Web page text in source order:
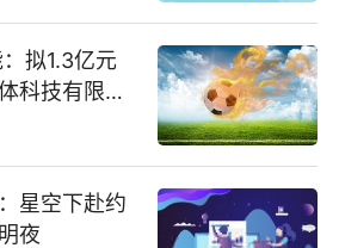
拟1.3亿元
科技有限公
星空下赴约
夜